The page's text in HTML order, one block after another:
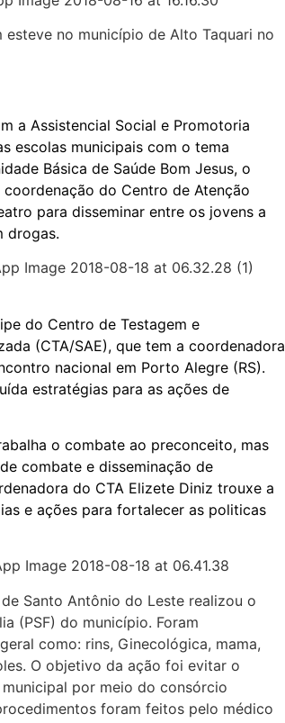
no município de Alto Taquari no
a Assistencial Social e Promotoria
escolas municipais com o tema
Básica de Saúde Bom Jesus, o
do Centro de Atenção
para disseminar entre os jovens a
drogas.
do Centro de Testagem e
(CTA/SAE), que tem a coordenadora
nacional em Porto Alegre (RS).
estratégias para as ações de
o combate ao preconceito, mas
combate e disseminação de
do CTA Elizete Diniz trouxe a
e ações para fortalecer as politicas
Santo Antônio do Leste realizou o
(PSF) do município. Foram
como: rins, Ginecológica, mama,
O objetivo da ação foi evitar o
por meio do consórcio
foram feitos pelo médico